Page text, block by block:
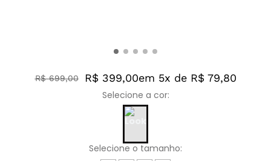
R$ 699,00 R$ 399,00em 5x de R$ 79,80